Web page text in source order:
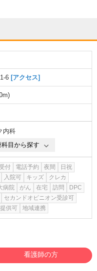
6 [アクセス]
)
内科
目から探す
付 電話予約 夜間
日祝
入院可 キッズ
クレカ
病院 がん 在宅 訪問
DPC
セカンドオピニオン受診可
供可
地域連携
看護師の方